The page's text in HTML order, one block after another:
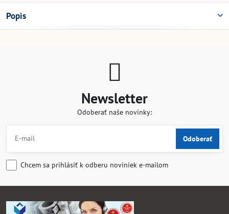
Popis
Newsletter
Odoberať naše novinky:
Odoberať
Chcem sa prihlásiť k odberu noviniek e-mailom